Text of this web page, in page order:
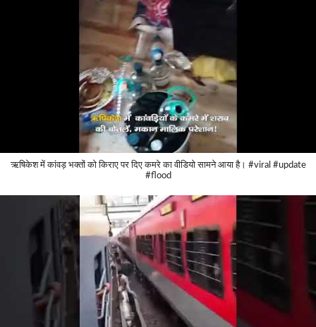
ऋषिकेश में कांवड़ भक्तों को किराए पर दिए कमरे का वीडियो सामने आया है। #viral #update
#flood